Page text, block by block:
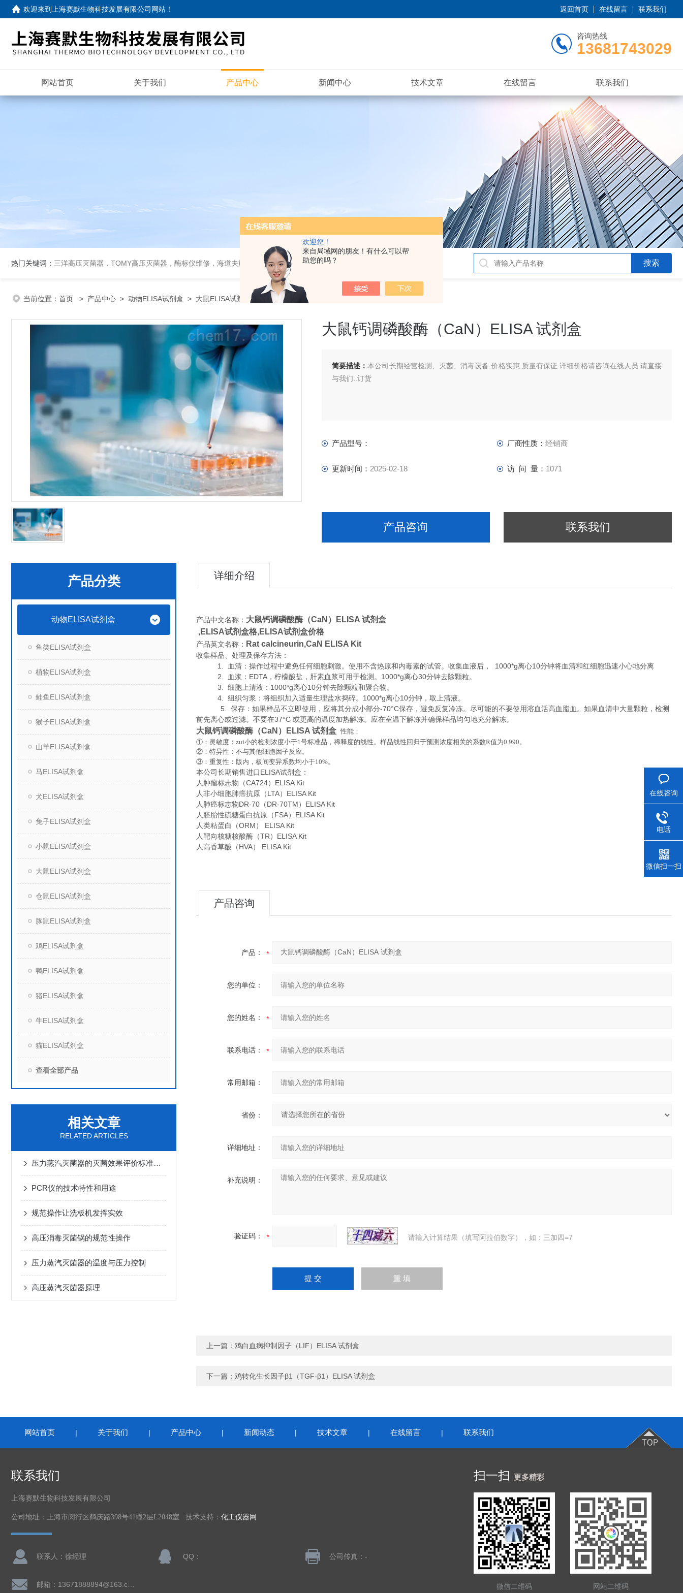
欢迎您！
来自局域网的朋友！有什么可以帮
助您的吗？
欢迎来到 上海赛默生物科技发展有限公司网站 ！ 返回首页 在线留言 联系我们
咨询热线
13681743029
网站首页 关于我们 产品中心 新闻中心 技术文章 在线留言 联系我们
热门关键词： 三洋高压灭菌器，TOMY高压灭菌器，酶标仪维修，海道夫旋转蒸发仪
当前位置： 首页 > 产品中心 > 动物ELISA试剂盒 > 大鼠ELISA试剂盒> 大鼠钙调磷酸酶（CaN）ELISA 试剂盒
大鼠钙调磷酸酶（CaN）ELISA 试剂盒
简要描述：本公司长期经营检测、灭菌、消毒设备,价格实惠,质量有保证.详细价格请咨询在线人员.请直接
与我们..订货
产品型号： 厂商性质： 经销商
更新时间： 2025-02-18 访 问 量： 1071
产品咨询 联系我们
产品分类
动物ELISA试剂盒
鱼类ELISA试剂盒
植物ELISA试剂盒
鲑鱼ELISA试剂盒
猴子ELISA试剂盒
山羊ELISA试剂盒
马ELISA试剂盒
犬ELISA试剂盒
兔子ELISA试剂盒
小鼠ELISA试剂盒
大鼠ELISA试剂盒
仓鼠ELISA试剂盒
豚鼠ELISA试剂盒
鸡ELISA试剂盒
鸭ELISA试剂盒
猪ELISA试剂盒
牛ELISA试剂盒
猫ELISA试剂盒
查看全部产品
相关文章
RELATED ARTICLES
压力蒸汽灭菌器的灭菌效果评价标准和检测方法是什么？
PCR仪的技术特性和用途
规范操作让洗板机发挥实效
高压消毒灭菌锅的规范性操作
压力蒸汽灭菌器的温度与压力控制
高压蒸汽灭菌器原理
详细介绍
产品中文名称： 大鼠钙调磷酸酶（CaN）ELISA 试剂盒
,ELISA试剂盒格,ELISA试剂盒价格
产品英文名称： Rat calcineurin,CaN ELISA Kit
收集样品、处理及保存方法：
1. 血清：操作过程中避免任何细胞刺激。使用不含热原和内毒素的试管。收集血液后， 1000*g离心10分钟将血清和红细胞迅速小心地分离
2. 血浆：EDTA，柠檬酸盐，肝素血浆可用于检测。1000*g离心30分钟去除颗粒。
3. 细胞上清液：1000*g离心10分钟去除颗粒和聚合物。
4. 组织匀浆：将组织加入适量生理盐水捣碎。1000*g离心10分钟，取上清液。
5. 保存：如果样品不立即使用，应将其分成小部分-70°C保存，避免反复冷冻。尽可能的不要使用溶血活高血脂血。如果血清中大量颗粒，检测
前先离心或过滤。不要在37°C 或更高的温度加热解冻。应在室温下解冻并确保样品均匀地充分解冻。
大鼠钙调磷酸酶（CaN）ELISA 试剂盒 性能：
①：灵敏度：zui小的检测浓度小于1号标准品，稀释度的线性。样品线性回归于预测浓度相关的系数R值为0.990。
②：特异性：不与其他细胞因子反应。
③：重复性：版内，板间变异系数均小于10%。
本公司长期销售进口ELISA试剂盒：
人肿瘤标志物（CA724）ELISA Kit
人非小细胞肺癌抗原（LTA）ELISA Kit
人肺癌标志物DR-70（DR-70TM）ELISA Kit
人胚胎性硫糖蛋白抗原（FSA）ELISA Kit
人类粘蛋白（ORM） ELISA Kit
人靶向核糖核酸酶（TR）ELISA Kit
人高香草酸（HVA） ELISA Kit
产品咨询
产品：
您的单位：
您的姓名：
联系电话：
常用邮箱：
省份：
详细地址：
补充说明：
验证码： 请输入计算结果（填写阿拉伯数字），如：三加四=7
上一篇： 鸡白血病抑制因子（LIF）ELISA 试剂盒
下一篇： 鸡转化生长因子β1（TGF-β1）ELISA 试剂盒
网站首页 | 关于我们 | 产品中心 | 新闻动态 | 技术文章 | 在线留言 | 联系我们
联系我们
上海赛默生物科技发展有限公司
公司地址：上海市闵行区鹤庆路398号41幢2层L2048室 技术支持： 化工仪器网
联系人：徐经理 QQ： 公司传真：-
扫一扫 更多精彩
微信二维码 网站二维码
在线咨询
电话
微信扫一扫